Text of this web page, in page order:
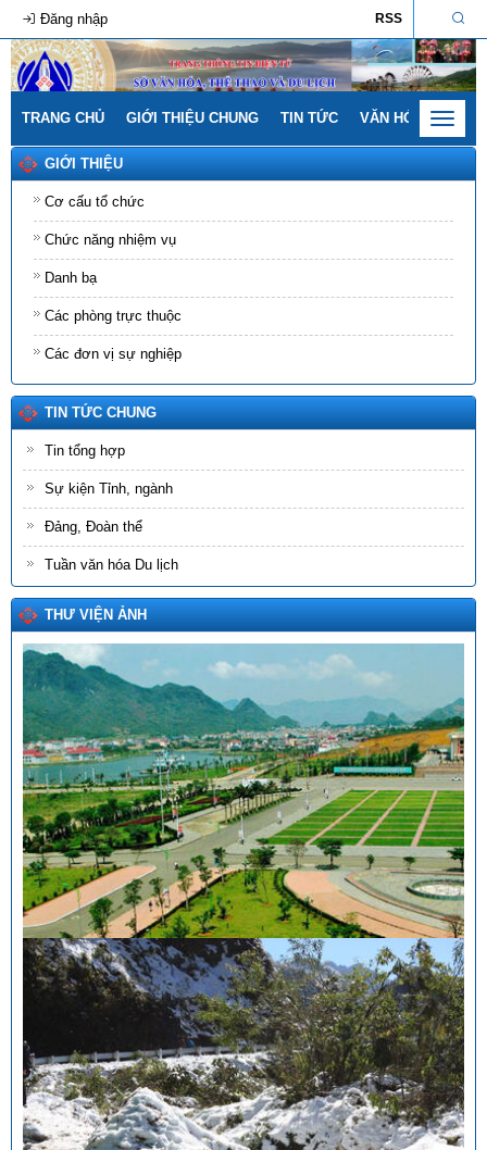
RSS
Đăng nhập
TRANG CHỦ GIỚI THIỆU CHUNG TIN TỨC VĂN HÓA - GIA
Toggle
GIỚI THIỆU
Cơ cấu tổ chức
Chức năng nhiệm vụ
Danh bạ
Các phòng trực thuộc
Các đơn vị sự nghiệp
TIN TỨC CHUNG
Tin tổng hợp
Sự kiện Tỉnh, ngành
Đảng, Đoàn thể
Tuần văn hóa Du lịch
THƯ VIỆN ẢNH